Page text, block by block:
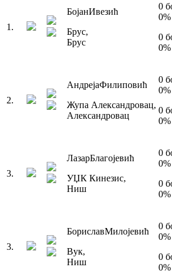
1 .
БојанИвезић
Брус,
Брус
0
0%
0
0%
2.
АндрејаФилиповић
Жупа Александровац,
Александровац
0
0%
0
0%
3.
ЛазарБлагојевић
УЏК Кинезис,
Ниш
0
0%
0
0%
3.
БориславМилојевић
Вук,
Ниш
0
0%
0
0%